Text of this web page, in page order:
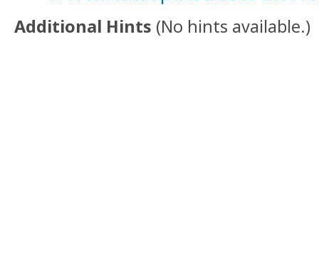
Additional Hints (No hints available.)